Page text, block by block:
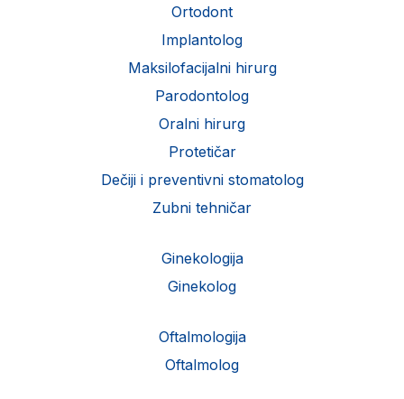
Ortodont
Implantolog
Maksilofacijalni hirurg
Parodontolog
Oralni hirurg
Protetičar
Dečiji i preventivni stomatolog
Zubni tehničar
Ginekologija
Ginekolog
Oftalmologija
Oftalmolog